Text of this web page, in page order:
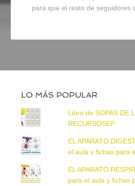
para que el resto de seguidores
LO MÁS POPULAR
Libro de SOPAS DE
RECURSOSEP
EL APARATO
el aula y fichas para
EL APARATO
para el aula y fichas